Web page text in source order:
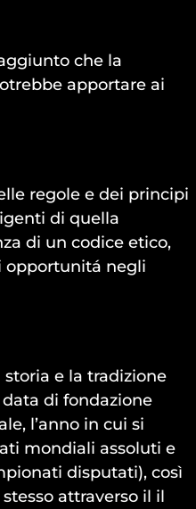
che la
apportare ai
regole e dei principi
di quella
di un codice etico,
opportunitá negli
e la tradizione
di fondazione
l’anno in cui si
mondiali assoluti e
disputati), così
attraverso il il